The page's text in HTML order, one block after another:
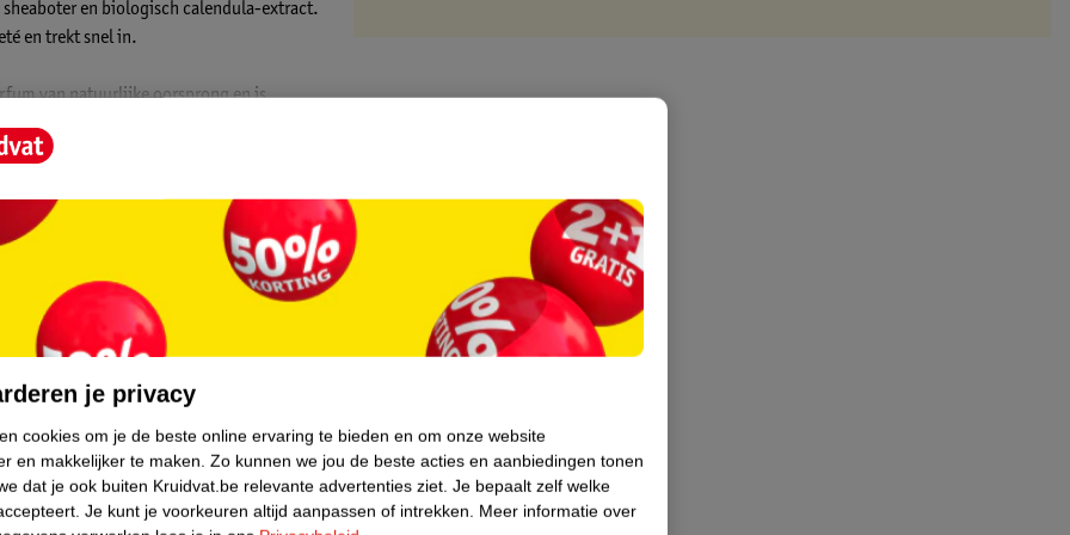
en biologisch calendula-extract.
en trekt snel in.
van natuurlijke oorsprong en is
plastic.
uv A- en uv B-filters, zinkoxide
en leggen een laagje op je huid. Dit kan
gebruik gemaakt van nanotechnologie.
producten worden steeds duurzamer.
minerale filters geen microplastics. De
de uv-filters oxybenzone en octinoxate in
75% gerecycled karton van een FSC mix
je privacy
cookies om je de beste online ervaring te bieden en om onze website
en makkelijker te maken. Zo kunnen we jou de beste acties en aanbiedingen tonen
dat je ook buiten Kruidvat.be relevante advertenties ziet. Je bepaalt zelf welke
Je kunt je voorkeuren altijd aanpassen of intrekken. Meer informatie over